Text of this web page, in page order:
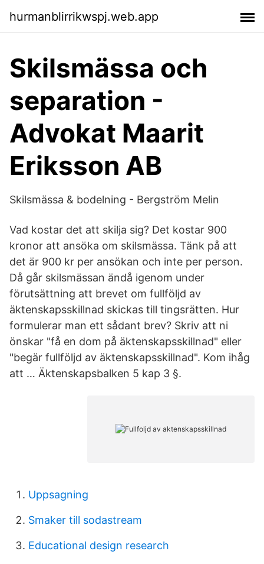
hurmanblirrikwspj.web.app
Skilsmässa och
separation -
Advokat Maarit
Eriksson AB
Skilsmässa & bodelning - Bergström Melin
Vad kostar det att skilja sig? Det kostar 900
kronor att ansöka om skilsmässa. Tänk på att
det är 900 kr per ansökan och inte per person.
Då går skilsmässan ändå igenom under
förutsättning att brevet om fullföljd av
äktenskapsskillnad skickas till tingsrätten. Hur
formulerar man ett sådant brev? Skriv att ni
önskar "få en dom på äktenskapsskillnad" eller
"begär fullföljd av äktenskapsskillnad". Kom ihåg
att … Äktenskapsbalken 5 kap 3 §.
Uppsagning
Smaker till sodastream
Educational design research